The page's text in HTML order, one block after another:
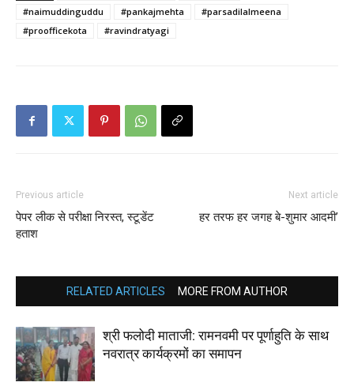
#naimuddinguddu
#pankajmehta
#parsadilalmeena
#proofficekota
#ravindratyagi
Previous article
पेपर लीक से परीक्षा निरस्त, स्टूडेंट
हताश
Next article
हर तरफ हर जगह बे-शुमार आदमी’
RELATED ARTICLES MORE FROM AUTHOR
श्री फलोदी माताजी: रामनवमी पर पूर्णाहुति के साथ
नवरात्र कार्यक्रमों का समापन